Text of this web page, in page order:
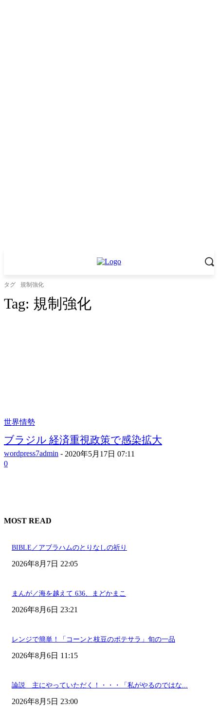
タグ 規制強化
Tag: 規制強化
世界情勢
ブラジル 経済重視政策で感染拡大
wordpress7admin - 2020年5月17日 07:11
0
MOST READ
BIBLE／アブラハムのとりなしの祈り
2026年8月7日 22:05
まんが／海を越えて 636、まどかまこ
2026年8月6日 23:21
レンジで簡単！「コーンと枝豆のポテサラ」旬の一品
2026年8月6日 11:15
論説 主にやっていただく！・・・「私がやるのではな...
2026年8月5日 23:00